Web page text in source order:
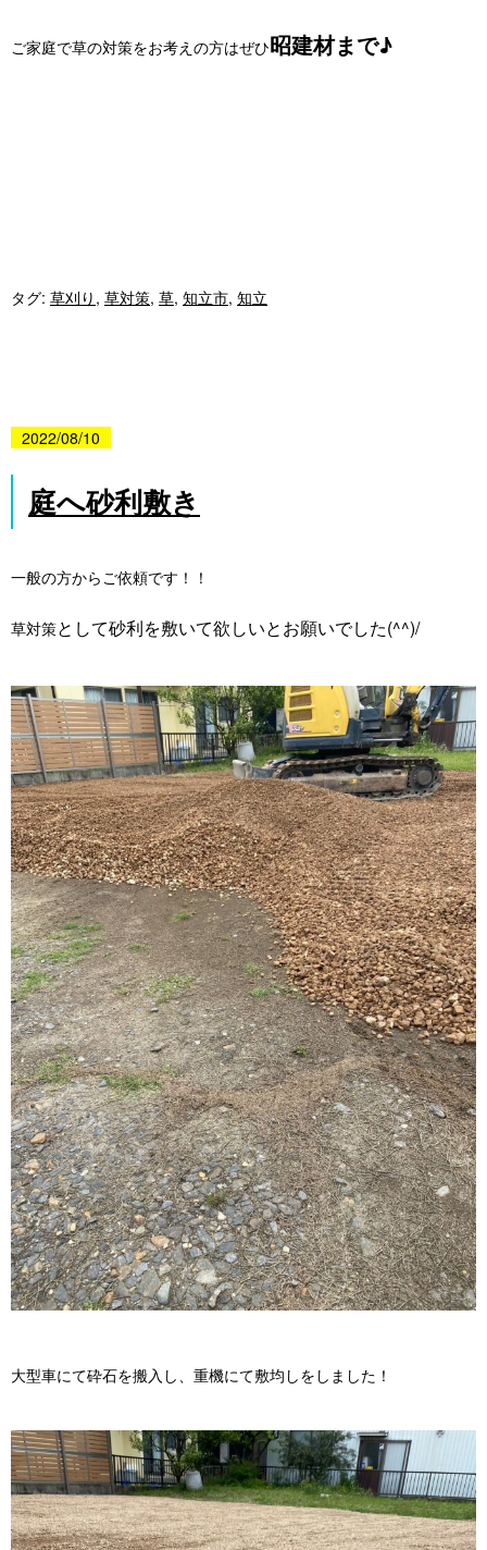
ご家庭で草の対策をお考えの方はぜひ昭建材まで♪
タグ: 草刈り , 草対策, 草, 知立市, 知立
2022/08/10
庭へ砂利敷き
一般の方からご依頼です！！
草対策として砂利を敷いて欲しいとお願いでした(^^)/
大型車にて砕石を搬入し、重機にて敷均しをしました！